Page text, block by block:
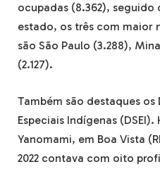
ocupadas (8.362), seguido
estado, os três com maior
são São Paulo (3.288),
(2.127).
Também são destaques
Especiais Indígenas
Yanomami, em Boa Vista
2022 contava com oito